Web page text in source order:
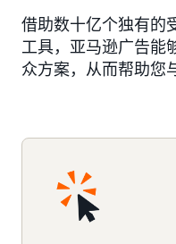
借助数十亿个独有的
工具，亚马逊广告能
众方案，从而帮助您